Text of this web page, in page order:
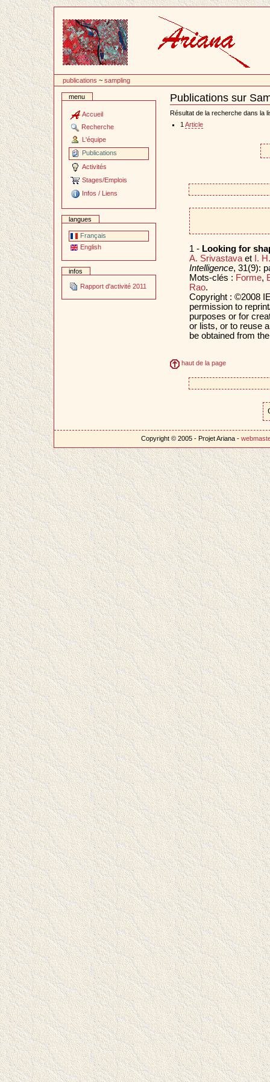
contenu
publications ~sampling
menu
Accueil
Recherche
L'équipe
Publications
Activités
Stages/Emplois
Infos / Liens
langues
Français
English
infos
Rapport d'activité 2011
Publications sur
Document
Actions
Résultat de la recherche dans la
1 Article
1 - Looking for
A. Srivastavaet I.
Intelligence, 31(9):
Mots-clés : Forme,
Rao.
Copyright : ©2008
permission to
purposes or for
or lists, or to reuse
be obtained from
haut de la page
Copyright © 2005 - Projet Ariana -